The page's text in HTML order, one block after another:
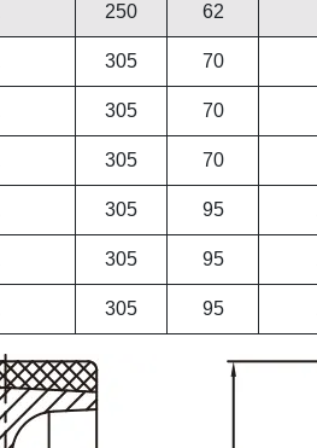
250 62
305 70
305 70
305 70
305 95
305 95
305 95